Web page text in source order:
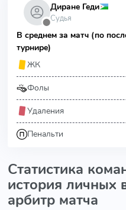
⬤
Диране Геди
Судья
В среднем за матч (по
турнире)
ЖК
Фолы
Удаления
Пенальти
Статистика
история личных
арбитр матча